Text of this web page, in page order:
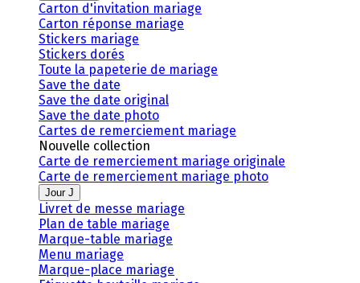
Carton d'invitation mariage
Carton réponse mariage
Stickers mariage
Stickers dorés
Toute la papeterie de mariage
Save the date
Save the date original
Save the date photo
Cartes de remerciement mariage
Nouvelle collection
Carte de remerciement mariage originale
Carte de remerciement mariage photo
Jour J
Livret de messe mariage
Plan de table mariage
Marque-table mariage
Menu mariage
Marque-place mariage